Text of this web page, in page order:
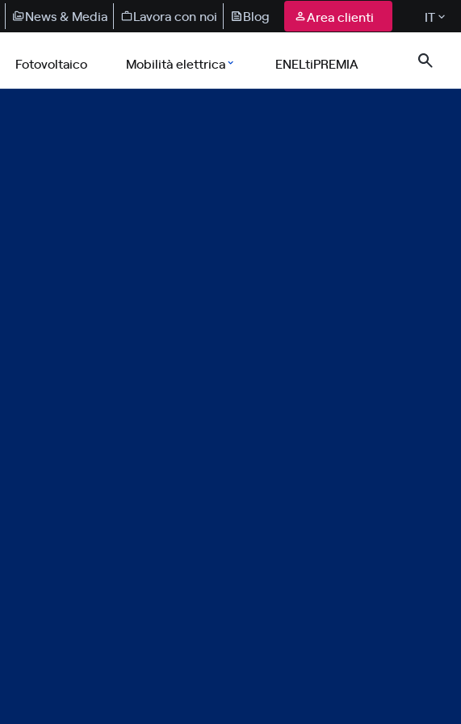
News & Media Lavora con noi Blog Area clienti IT
Fotovoltaico Mobilità elettrica ENELtiPREMIA